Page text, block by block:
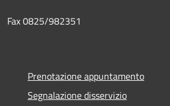
Fax 0825/982351
Prenotazione appuntamento
Segnalazione disservizio